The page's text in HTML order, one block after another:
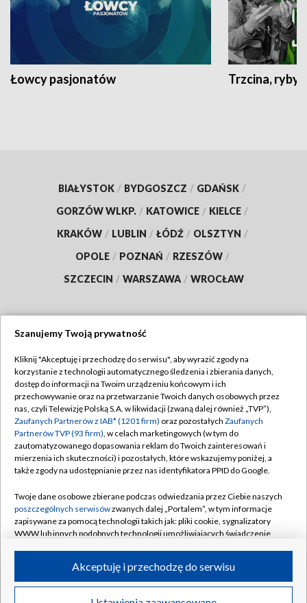
Łowcy pasjonatów Trzcina, ryby
BIAŁYSTOK / BYDGOSZCZ / GDAŃSK /
GORZÓW WLKP. / KATOWICE / KIELCE /
KRAKÓW / LUBLIN / ŁÓDŹ / OLSZTYN /
OPOLE / POZNAŃ / RZESZÓW /
SZCZECIN / WARSZAWA / WROCŁAW
TVP
Abonament TVP
Emisja w TVP
Centrum informacji TVP
Naziemna Telewizja Cyfrowa
Rada Programowa
System NOS
Informacje o nadawcy
Program dla prasy
Regulamin TVP
Polityka prywatności
Moje zgody
Pomoc
Kontakt
Kanały
©2026 Telewizja Polska S.A. w likwidacji
Szanujemy Twoją prywatność
Kliknij "Akceptuję i przechodzę do serwisu", aby wyrazić zgody na
korzystanie z technologii automatycznego śledzenia i zbierania danych,
dostęp do informacji na Twoim urządzeniu końcowym i ich
przechowywanie oraz na przetwarzanie Twoich danych osobowych przez
nas, czyli Telewizję Polską S.A. w likwidacji (zwaną dalej również „TVP”),
Zaufanych Partnerów z IAB* (1201 firm) oraz pozostałych Zaufanych
Partnerów TVP (93 firm), w celach marketingowych (w tym do
zautomatyzowanego dopasowania reklam do Twoich zainteresowań i
mierzenia ich skuteczności) i pozostałych, które wskazujemy poniżej, a
także zgody na udostępnianie przez nas identyfikatora PPID do Google.
Twoje dane osobowe zbierane podczas odwiedzania przez Ciebie naszych
poszczególnych serwisówzwanych dalej „Portalem”, w tym informacje
zapisywane za pomocą technologii takich jak: pliki cookie, sygnalizatory
WWW lub innych podobnych technologii umożliwiających świadczenie
ruchu w Internecie.
Twoje dane osobowe zbierane podczas odwiedzania przez Ciebie
Akceptuję i przechodzę do serwisu